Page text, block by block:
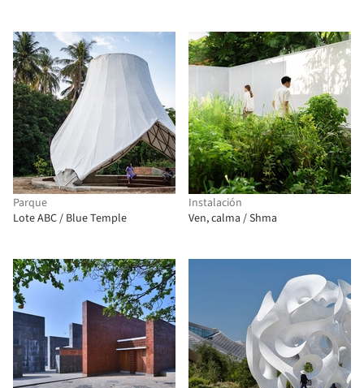
Parque
Lote ABC / Blue Temple
Instalación
Ven, calma / Shma